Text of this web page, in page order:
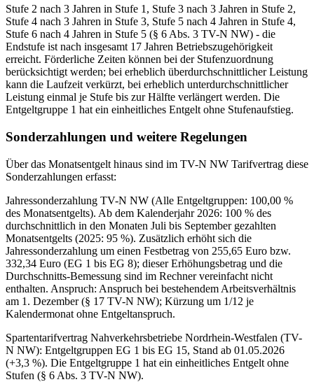
Stufe 2 nach 3 Jahren in Stufe 1, Stufe 3 nach 3 Jahren in Stufe 2,
Stufe 4 nach 3 Jahren in Stufe 3, Stufe 5 nach 4 Jahren in Stufe 4,
Stufe 6 nach 4 Jahren in Stufe 5 (§ 6 Abs. 3 TV-N NW) - die
Endstufe ist nach insgesamt 17 Jahren Betriebszugehörigkeit
erreicht. Förderliche Zeiten können bei der Stufenzuordnung
berücksichtigt werden; bei erheblich überdurchschnittlicher Leistung
kann die Laufzeit verkürzt, bei erheblich unterdurchschnittlicher
Leistung einmal je Stufe bis zur Hälfte verlängert werden. Die
Entgeltgruppe 1 hat ein einheitliches Entgelt ohne Stufenaufstieg.
Sonderzahlungen und weitere Regelungen
Über das Monatsentgelt hinaus sind im TV-N NW Tarifvertrag diese
Sonderzahlungen erfasst:
Jahressonderzahlung TV-N NW (Alle Entgeltgruppen: 100,00 %
des Monatsentgelts). Ab dem Kalenderjahr 2026: 100 % des
durchschnittlich in den Monaten Juli bis September gezahlten
Monatsentgelts (2025: 95 %). Zusätzlich erhöht sich die
Jahressonderzahlung um einen Festbetrag von 255,65 Euro bzw.
332,34 Euro (EG 1 bis EG 8); dieser Erhöhungsbetrag und die
Durchschnitts-Bemessung sind im Rechner vereinfacht nicht
enthalten. Anspruch: Anspruch bei bestehendem Arbeitsverhältnis
am 1. Dezember (§ 17 TV-N NW); Kürzung um 1/12 je
Kalendermonat ohne Entgeltanspruch.
Spartentarifvertrag Nahverkehrsbetriebe Nordrhein-Westfalen (TV-
N NW): Entgeltgruppen EG 1 bis EG 15, Stand ab 01.05.2026
(+3,3 %). Die Entgeltgruppe 1 hat ein einheitliches Entgelt ohne
Stufen (§ 6 Abs. 3 TV-N NW).